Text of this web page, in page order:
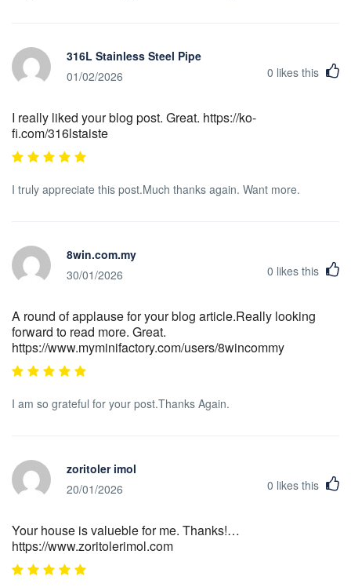
316L Stainless Steel Pipe
01/02/2026
0 likes this
I really liked your blog post. Great. https://ko-
fi.com/316lstaiste
I truly appreciate this post.Much thanks again. Want more.
8win.com.my
30/01/2026
0 likes this
A round of applause for your blog article.Really looking
forward to read more. Great.
https://www.myminifactory.com/users/8wincommy
I am so grateful for your post.Thanks Again.
zoritoler imol
20/01/2026
0 likes this
Your house is valueble for me. Thanks!…
https://www.zoritolerimol.com